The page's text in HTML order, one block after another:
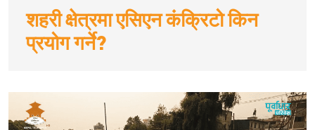
शहरी क्षेत्रमा एसिएन कंक्रिटो किन
प्रयोग गर्ने?